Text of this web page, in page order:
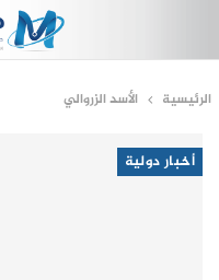
الرئيسية الأسد الزروالي
أخبار دولية